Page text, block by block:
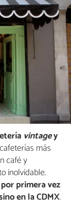
vintagey
más
café y
inolvidable.
primera vez
en la CDMX.